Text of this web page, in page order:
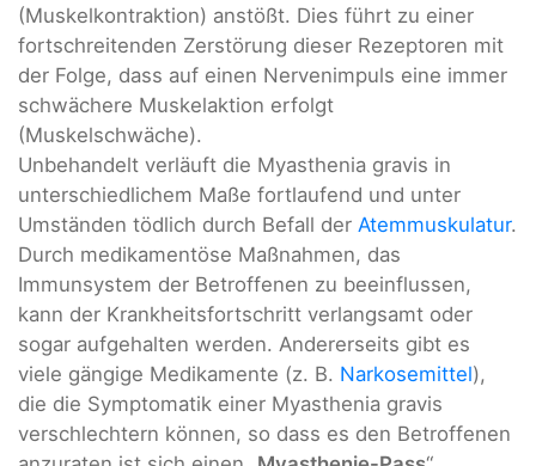
(Muskelkontraktion) anstößt. Dies führt zu einer
fortschreitenden Zerstörung dieser Rezeptoren mit
der Folge, dass auf einen Nervenimpuls eine immer
schwächere Muskelaktion erfolgt
(Muskelschwäche).
Unbehandelt verläuft die Myasthenia gravis in
unterschiedlichem Maße fortlaufend und unter
Umständen tödlich durch Befall der Atemmuskulatur.
Durch medikamentöse Maßnahmen, das
Immunsystem der Betroffenen zu beeinflussen,
kann der Krankheitsfortschritt verlangsamt oder
sogar aufgehalten werden. Andererseits gibt es
viele gängige Medikamente (z. B. Narkosemittel),
die die Symptomatik einer Myasthenia gravis
verschlechtern können, so dass es den Betroffenen